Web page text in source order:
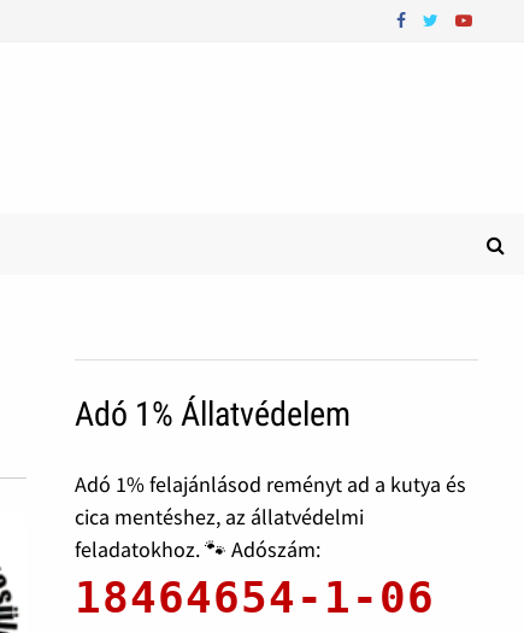
Adó 1% Állatvédelem
Adó 1% felajánlásod reményt ad a kutya és
cica mentéshez, az állatvédelmi
feladatokhoz. 🐾 Adószám:
18464654-1-06